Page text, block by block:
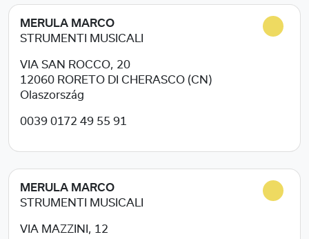
MERULA MARCO
STRUMENTI MUSICALI
VIA SAN ROCCO, 20
12060 RORETO DI CHERASCO (CN)
Olaszország
0039 0172 49 55 91
MERULA MARCO
STRUMENTI MUSICALI
VIA MAZZINI, 12